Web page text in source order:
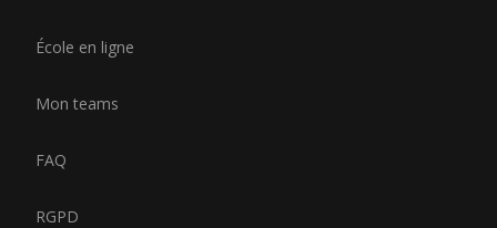
École en ligne
Mon teams
FAQ
RGPD